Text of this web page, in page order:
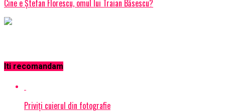
Cine e Ștefan Florescu, omul lui Traian Băsescu?
Iti recomandam
Priviţi cuierul din fotografie